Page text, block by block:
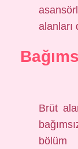
alanları
Brüt
bölüm